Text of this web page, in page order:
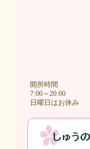
開所時間
7:00～20:00
日曜日はお休み